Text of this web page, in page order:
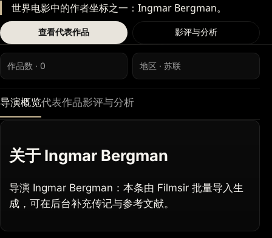
世界电影中的作者坐标之一：Ingmar Bergman。
查看代表作品 影评与分析
作品数 · 0 地区 · 苏联
导演概览代表作品影评与分析
关于 Ingmar Bergman
导演 Ingmar Bergman：本条由 Filmsir 批量导入生
成，可在后台补充传记与参考文献。